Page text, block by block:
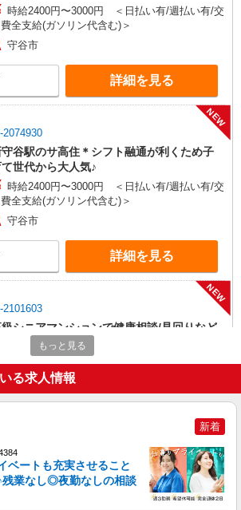
時給2400円〜3000円 ＜日払い有/週払い有/交
全支給(ガソリン代含む)＞
守谷市
詳細を見る
NEW
守谷駅のサ高住＊シフト融通が利くため子
世代から大人気♪
時給2400円〜3000円 ＜日払い有/週払い有/交
全支給(ガソリン代含む)＞
守谷市
詳細を見る
NEW
シニアマンションで健康相談/見回りなど
新守谷駅≫
時給2400円〜3000円 ＜日払い有/週払い有/交
全支給(ガソリン代含む)＞
守谷市
NEW
守谷駅≫年齢不問！０からスタートでも活
もっと見る
る求人情報
新着
ベートも充実させること
残業なし◎夜勤なしの相談